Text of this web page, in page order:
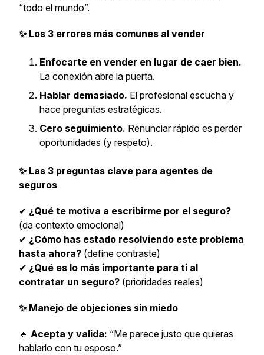
“todo el mundo”.
✨ Los 3 errores más comunes al vender
Enfocarte en vender en lugar de caer bien.
La conexión abre la puerta.
Hablar demasiado. El profesional escucha y
hace preguntas estratégicas.
Cero seguimiento. Renunciar rápido es perder
oportunidades (y respeto).
✨ Las 3 preguntas clave para agentes de
seguros
✔ ¿Qué te motiva a escribirme por el seguro?
(da contexto emocional)
✔ ¿Cómo has estado resolviendo este problema
hasta ahora? (define contraste)
✔ ¿Qué es lo más importante para ti al
contratar un seguro? (prioridades reales)
✨ Manejo de objeciones sin miedo
🔹 Acepta y valida: “Me parece justo que quieras
hablarlo con tu esposo.”